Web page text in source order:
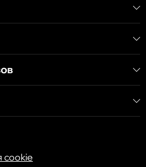
«Shopping MallDova»
cookie